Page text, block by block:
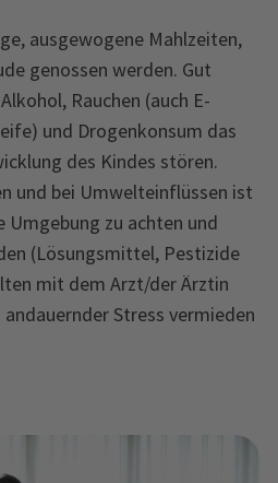
ausgewogene Mahlzeiten,
genossen werden. Gut
Rauchen (auch E-
und Drogenkonsum das
des Kindes stören.
und bei Umwelteinflüssen ist
zu achten und
(Lösungsmittel, Pestizide
mit dem Arzt/der Ärztin
Stress vermieden